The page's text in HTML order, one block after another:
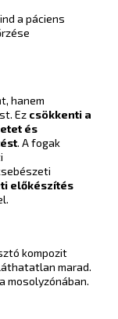
a páciens
hanem
Ez csökkenti a
és
. A fogak
előkészítés
kompozit
marad.
mosolyzónában.